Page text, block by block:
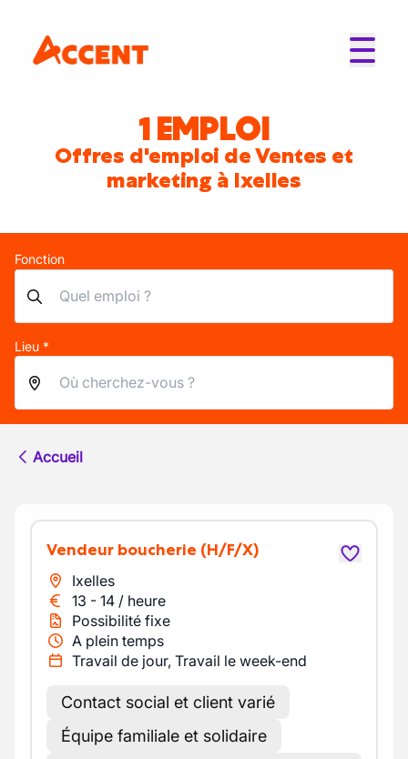
1 EMPLOI
Offres d'emploi de Ventes et
marketing à Ixelles
Fonction
Lieu *
Accueil
Vendeur boucherie (H/F/X)
Ixelles
13 - 14 / heure
Possibilité fixe
A plein temps
Travail de jour, Travail le week-end
Contact social et client varié
Équipe familiale et solidaire